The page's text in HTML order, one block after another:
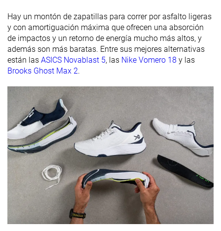
Rigidez del
contrafuerte
del talón
Moderado Rígido Moderado
Rocker ✓ ✓
Talón
laboratorio
Talón marca
39.9 mm
45.0 mm
Antepié
laboratorio
Antepié
marca
26.0 mm 28.6 mm
35.0 mm
disponibles
Estándar
Ancho
Extra Ancho
Estándar
Estrecho
Estándar
Ancho
Extra Ancho
Orthotic
friendly
Hay un montón de zapatillas para correr por asfalto ligeras
y con amortiguación máxima que ofrecen una absorción
de impactos y un retorno de energía mucho más altos, y
además son más baratas. Entre sus mejores alternativas
están las ASICS Novablast 5, las Nike Vomero 18 y las
Brooks Ghost Max 2.